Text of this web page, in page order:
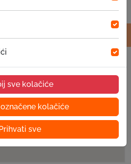
sve kolačiće
kolačiće
sve